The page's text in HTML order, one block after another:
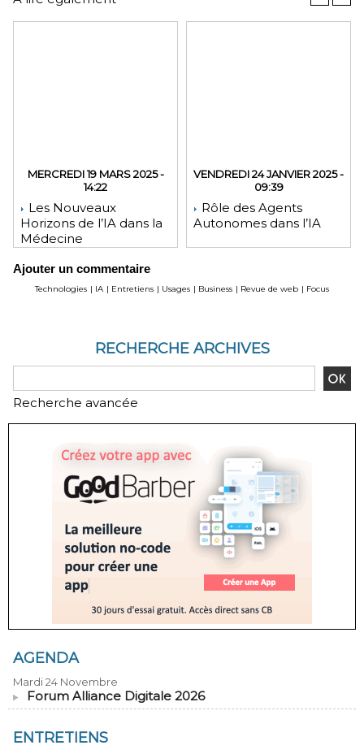
MERCREDI 19 MARS 2025 -
14:22
Les Nouveaux
Horizons de l’IA dans la
Médecine
VENDREDI 24 JANVIER 2025 -
09:39
Rôle des Agents
Autonomes dans l’IA
Ajouter un commentaire
Technologies | IA | Entretiens | Usages | Business | Revue de web | Focus
RECHERCHE ARCHIVES
Recherche avancée
AGENDA
Mardi 24 Novembre
Forum Alliance Digitale 2026
ENTRETIENS